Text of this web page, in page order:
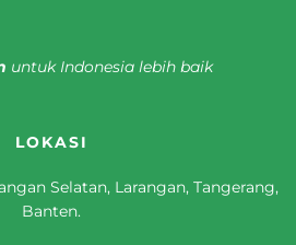
untuk Indonesia lebih baik
LOKASI
Selatan, Larangan, Tangerang,
Banten.